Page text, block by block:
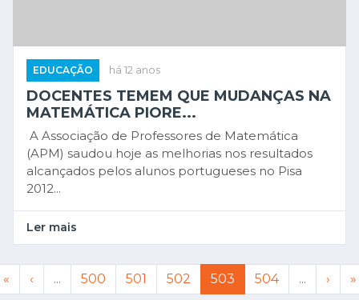
EDUCAÇÃO há 12 anos
DOCENTES TEMEM QUE MUDANÇAS NA
MATEMÁTICA PIORE...
A Associação de Professores de Matemática
(APM) saudou hoje as melhorias nos resultados
alcançados pelos alunos portugueses no Pisa
2012...
Ler mais
« ‹ ... 500 501 502 503 504 ... › »